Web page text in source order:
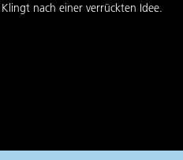
nach einer verrückten Idee.